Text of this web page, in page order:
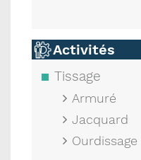
Activités
Tissage
Armuré
Jacquard
Ourdissage